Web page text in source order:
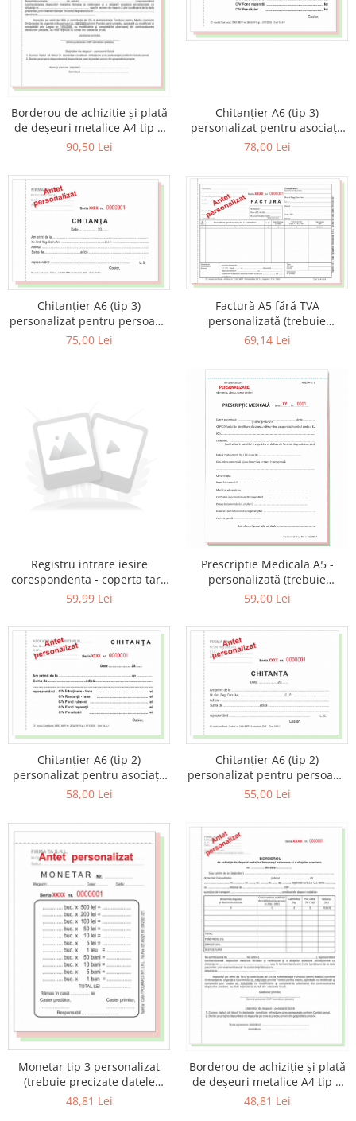
Caiete de muzica
Vocabulare
Blocuri de desen
Blocuri A4
Blocuri A3
Altele
Rezerve caiete mecanice
Rezerve A4
Rezerve A5
Tipizate personalizate
Avize personalizate
Borderouri personalizate
Chitanţiere personalizate
Monetare personalizate
Alte tipizate personalizate
Borderou de achiziţie şi plată
de deşeuri metalice A4 tip 3
personalizat (trebuie
aferente, eventual serie si
numar)
90,50 Lei
Chitanţier A6 (tip 3)
personalizat pentru asociaţii
de proprietari (trebuie
numar)
78,00 Lei
Chitanţier A6 (tip 3)
personalizat pentru persoane
juridice (trebuie precizate
75,00 Lei
Factură A5 fără TVA
personalizată (trebuie
precizate datele complete
69,14 Lei
Registru intrare iesire
corespondenta - coperta tare
color
59,99 Lei
Prescriptie Medicala A5 -
personalizată (trebuie
precizate datele complete
autocopiativa
59,00 Lei
Chitanţier A6 (tip 2)
personalizat pentru asociaţii
de proprietari (trebuie
aferente, eventual serie si
numar)
58,00 Lei
Chitanţier A6 (tip 2)
personalizat pentru persoane
juridice (trebuie precizate
55,00 Lei
Monetar tip 3 personalizat
(trebuie precizate datele
complete aferente, eventual
48,81 Lei
Borderou de achiziţie şi plată
de deşeuri metalice A4 tip 2
personalizat (trebuie
48,81 Lei